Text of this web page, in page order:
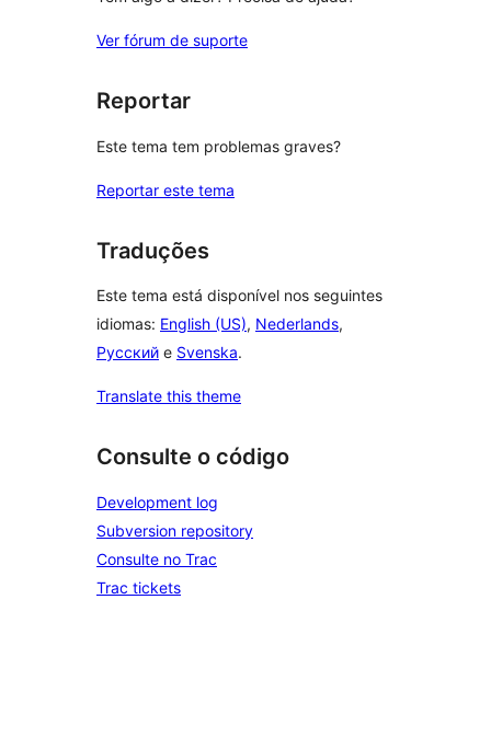
Ver fórum de suporte
Reportar
Este tema tem problemas graves?
Reportar este tema
Traduções
Este tema está disponível nos seguintes
idiomas: English (US), Nederlands,
Русский e Svenska.
Translate this theme
Consulte o código
Development log
Subversion repository
Consulte no Trac
Trac tickets